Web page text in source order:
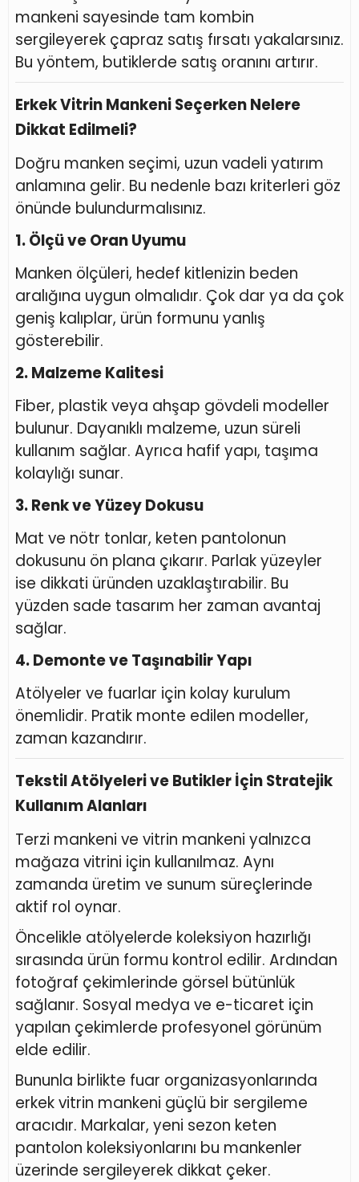
mankeni sayesinde tam kombin
sergileyerek çapraz satış fırsatı yakalarsınız.
Bu yöntem, butiklerde satış oranını artırır.
Erkek Vitrin Mankeni Seçerken Nelere
Dikkat Edilmeli?
Doğru manken seçimi, uzun vadeli yatırım
anlamına gelir. Bu nedenle bazı kriterleri göz
önünde bulundurmalısınız.
1. Ölçü ve Oran Uyumu
Manken ölçüleri, hedef kitlenizin beden
aralığına uygun olmalıdır. Çok dar ya da çok
geniş kalıplar, ürün formunu yanlış
gösterebilir.
2. Malzeme Kalitesi
Fiber, plastik veya ahşap gövdeli modeller
bulunur. Dayanıklı malzeme, uzun süreli
kullanım sağlar. Ayrıca hafif yapı, taşıma
kolaylığı sunar.
3. Renk ve Yüzey Dokusu
Mat ve nötr tonlar, keten pantolonun
dokusunu ön plana çıkarır. Parlak yüzeyler
ise dikkati üründen uzaklaştırabilir. Bu
yüzden sade tasarım her zaman avantaj
sağlar.
4. Demonte ve Taşınabilir Yapı
Atölyeler ve fuarlar için kolay kurulum
önemlidir. Pratik monte edilen modeller,
zaman kazandırır.
Tekstil Atölyeleri ve Butikler İçin Stratejik
Kullanım Alanları
Terzi mankeni ve vitrin mankeni yalnızca
mağaza vitrini için kullanılmaz. Aynı
zamanda üretim ve sunum süreçlerinde
aktif rol oynar.
Öncelikle atölyelerde koleksiyon hazırlığı
sırasında ürün formu kontrol edilir. Ardından
fotoğraf çekimlerinde görsel bütünlük
sağlanır. Sosyal medya ve e-ticaret için
yapılan çekimlerde profesyonel görünüm
elde edilir.
Bununla birlikte fuar organizasyonlarında
erkek vitrin mankeni güçlü bir sergileme
aracıdır. Markalar, yeni sezon keten
pantolon koleksiyonlarını bu mankenler
üzerinde sergileyerek dikkat çeker.